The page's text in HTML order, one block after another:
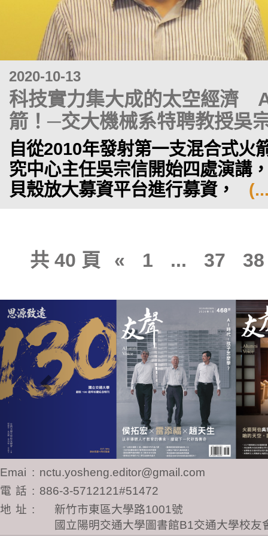
2020-10-13
科技實力集大成的太空經濟
箭！─交大機械系特聘教授吳
自從2010年發射第一支混合式火
究中心主任吳宗信開始四處演講
貝殼放大募資平台進行募資，
共 40 頁 « 1 ... 37 38
Previous
Email : nctu.yosheng.editor@gmail.com
電話 : 886-3-5712121#51472
地址 :
新竹市東區大學路1001號
國立陽明交通大學圖書館B1交通大學校友